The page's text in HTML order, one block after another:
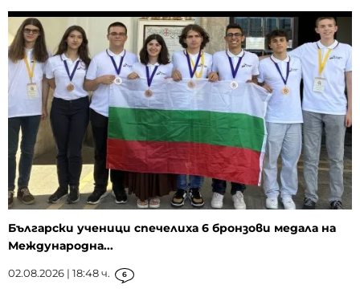
Български ученици спечелиха 6 бронзови медала на
Международна...
02.08.2026 | 18:48 ч. 6